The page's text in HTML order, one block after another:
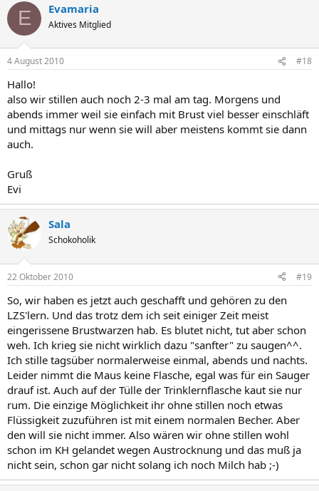
E Evamaria
Aktives Mitglied
4 August 2010 #18
Hallo!
also wir stillen auch noch 2-3 mal am tag. Morgens und
abends immer weil sie einfach mit Brust viel besser einschläft
und mittags nur wenn sie will aber meistens kommt sie dann
auch.
Gruß
Evi
Sala
Schokoholik
22 Oktober 2010 #19
So, wir haben es jetzt auch geschafft und gehören zu den
LZS'lern. Und das trotz dem ich seit einiger Zeit meist
eingerissene Brustwarzen hab. Es blutet nicht, tut aber schon
weh. Ich krieg sie nicht wirklich dazu "sanfter" zu saugen^^.
Ich stille tagsüber normalerweise einmal, abends und nachts.
Leider nimmt die Maus keine Flasche, egal was für ein Sauger
drauf ist. Auch auf der Tülle der Trinklernflasche kaut sie nur
rum. Die einzige Möglichkeit ihr ohne stillen noch etwas
Flüssigkeit zuzuführen ist mit einem normalen Becher. Aber
den will sie nicht immer. Also wären wir ohne stillen wohl
schon im KH gelandet wegen Austrocknung und das muß ja
nicht sein, schon gar nicht solang ich noch Milch hab ;-)